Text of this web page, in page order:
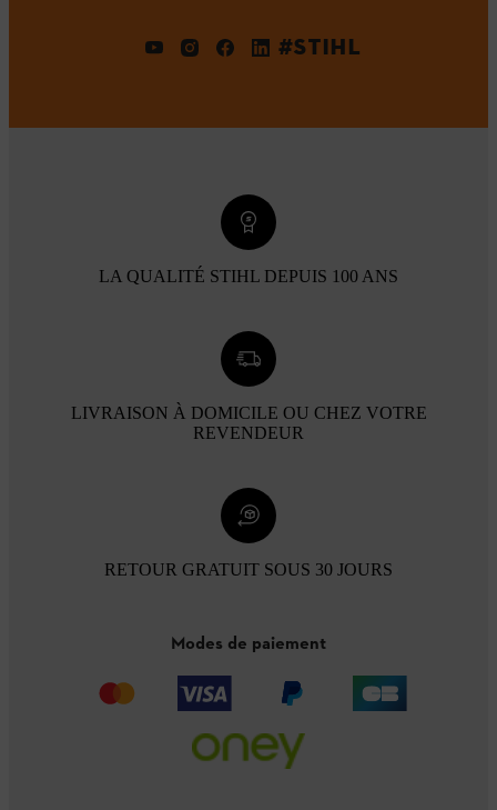
#STIHL
LA QUALITÉ STIHL DEPUIS 100 ANS
LIVRAISON À DOMICILE OU CHEZ VOTRE
REVENDEUR
RETOUR GRATUIT SOUS 30 JOURS
Modes de paiement